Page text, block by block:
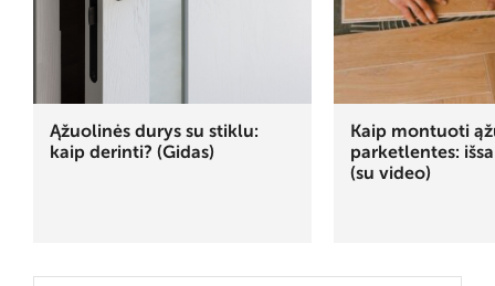
Ąžuolinės durys su stiklu:
kaip derinti? (Gidas)
Kaip montuoti
parketlentes:
(su video)